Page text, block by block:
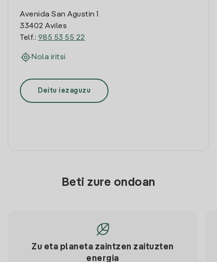
Avenida San Agustin 1
33402 Aviles
Telf.: 985 53 55 22
Nola iritsi
Deitu iezaguzu
Beti zure ondoan
Zu eta planeta zaintzen zaituzten
energia